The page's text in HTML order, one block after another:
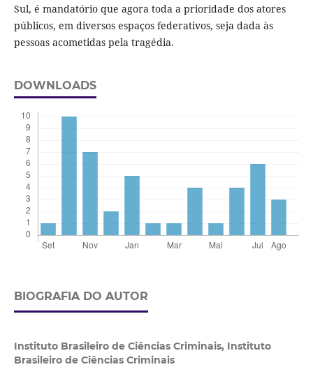
Sul, é mandatório que agora toda a prioridade dos atores
públicos, em diversos espaços federativos, seja dada às
pessoas acometidas pela tragédia.
DOWNLOADS
BIOGRAFIA DO AUTOR
Instituto Brasileiro de Ciências Criminais, Instituto
Brasileiro de Ciências Criminais